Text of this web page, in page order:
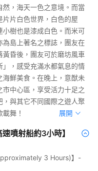
，海天一色之意境。而當
片白色世界，白色的屋
小樹也是漆成白色。而米可
島上著名之標誌，團友在
昏後，團友可於磨坊風車
」，感受充滿水都氣息的情
鮮美食。在晚上，意猷未
中心區，享受活力十足之
與其它不同國際之遊人聚
舞！
展開
噴射船約3小時】
3 Hours)】-